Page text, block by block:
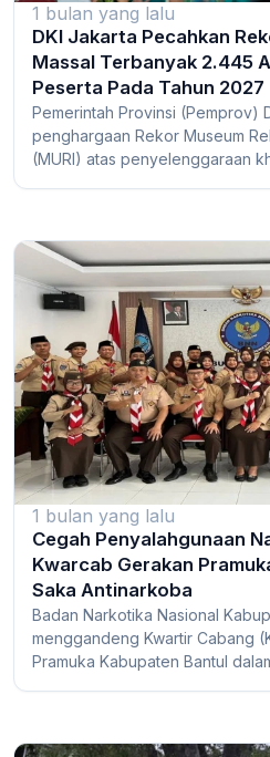
1 bulan yang lalu
DKI Jakarta Pecahkan
Massal Terbanyak 2.445
Peserta Pada Tahun 2027
Pemerintah Provinsi (Pemprov)
penghargaan Rekor Museum
(MURI) atas penyelenggaraan
1 bulan yang lalu
Cegah Penyalahgunaan
Kwarcab Gerakan
Saka Antinarkoba
Badan Narkotika Nasional
menggandeng Kwartir Cabang
Pramuka Kabupaten Bantul